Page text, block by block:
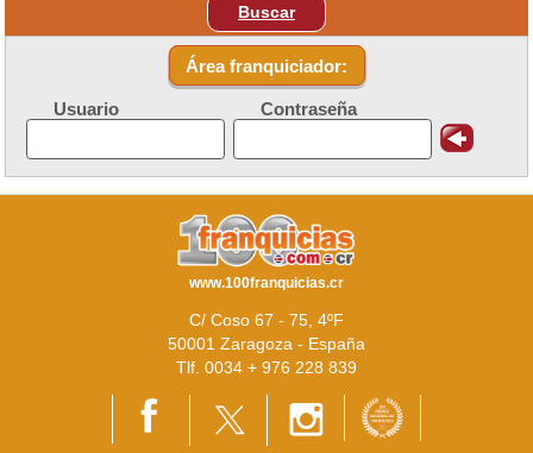
Buscar
Área franquiciador:
Usuario Contraseña
www.100franquicias.cr
C/ Coso 67 - 75, 4ºF
50001 Zaragoza - España
Tlf. 0034 + 976 228 839